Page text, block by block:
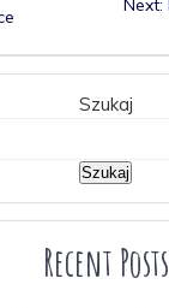
Next:
Szukaj
Szukaj
Recent Posts